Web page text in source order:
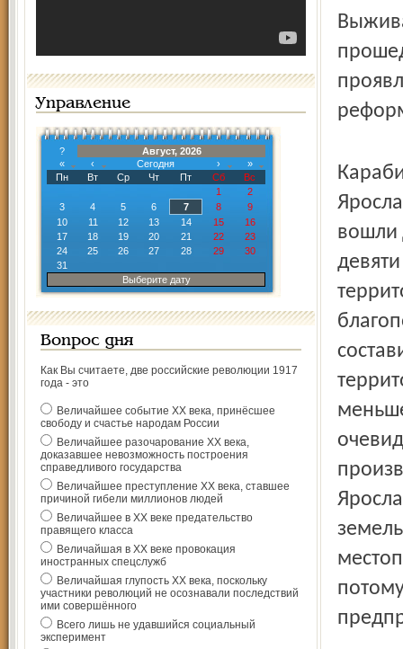
Управление
?
Август, 2026
«
‹ Сегодня ›
»
Пн
Вт Ср Чт Пт Сб
Вс
1
2
3
4 5 6 7 8
9
10
11 12 13 14 15
16
17
18 19 20 21 22
23
24
25 26 27 28 29
30
31
Выберите дату
Вопрос дня
Как Вы считаете, две российские революции 1917
года - это
Величайшее событие ХХ века, принёсшее
свободу и счастье народам России
Величайшее разочарование ХХ века,
доказавшее невозможность построения
справедливого государства
Величайшее преступление ХХ века, ставшее
причиной гибели миллионов людей
Величайшее в ХХ веке предательство
правящего класса
Величайшая в ХХ веке провокация
иностранных спецслужб
Величайшая глупость ХХ века, поскольку
участники революций не осознавали последствий
ими совершённого
Всего лишь не удавшийся социальный
эксперимент
вошли